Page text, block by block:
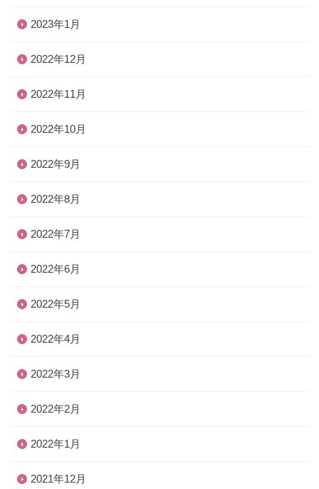
2023年1月
2022年12月
2022年11月
2022年10月
2022年9月
2022年8月
2022年7月
2022年6月
2022年5月
2022年4月
2022年3月
2022年2月
2022年1月
2021年12月